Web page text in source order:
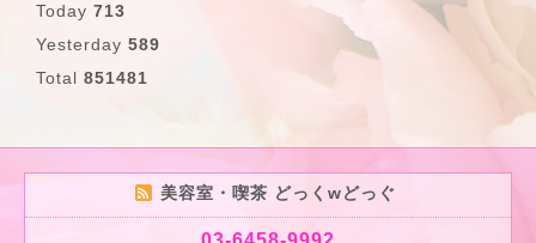
Today 713
Yesterday 589
Total 851481
美容室・喫茶 どっくwどっぐ